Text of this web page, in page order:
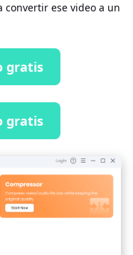
convertir ese video a un
gratis
gratis